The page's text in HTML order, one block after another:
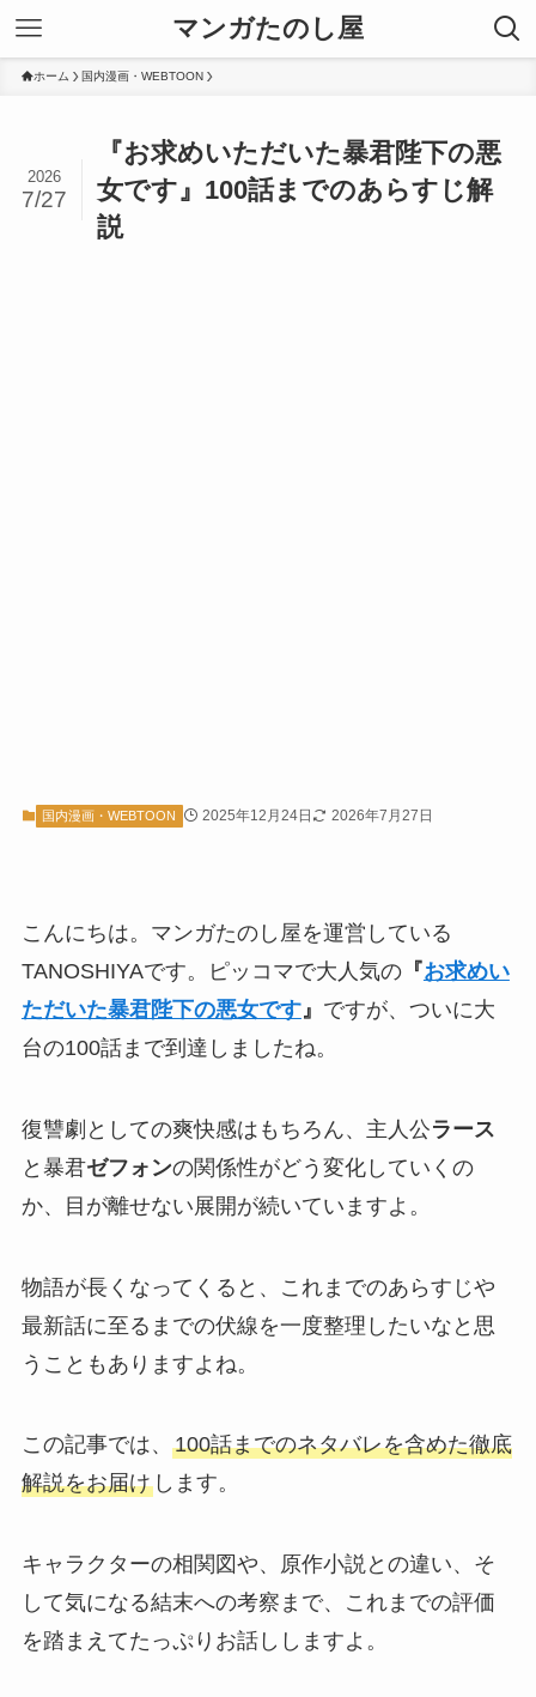
マンガたのし屋
ホーム 国内漫画・WEBTOON
『お求めいただいた暴君陛下の悪
女です』100話までのあらすじ解
説
2026
7/27
国内漫画・WEBTOON 2025年12月24日 2026年7月27日
こんにちは。マンガたのし屋を運営している
TANOSHIYAです。ピッコマで大人気の『お求めい
ただいた暴君陛下の悪女です』 ですが、ついに大
台の100話まで到達しましたね。
復讐劇としての爽快感はもちろん、主人公ラース
と暴君ゼフォンの関係性がどう変化していくの
か、目が離せない展開が続いていますよ。
物語が長くなってくると、これまでのあらすじや
最新話に至るまでの伏線を一度整理したいなと思
うこともありますよね。
この記事では、 100話までのネタバレを含めた徹底
解説をお届けします。
キャラクターの相関図や、原作小説との違い、そ
して気になる結末への考察まで、これまでの評価
を踏まえてたっぷりお話ししますよ。